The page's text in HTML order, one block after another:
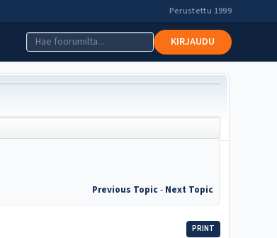
Perustettu 1999
KIRJAUDU
Previous Topic- Next Topic
PRINT